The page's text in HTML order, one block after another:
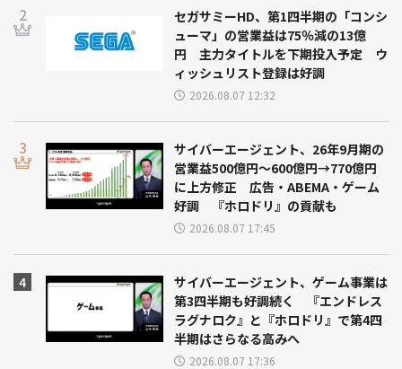
セガサミーHD、第1四半期の「コンシ
ューマ」の営業益は75％減の13億
円 主力タイトルを下期投入予定 ウ
ィッシュリスト登録は好調
2026.08.07 12:32
サイバーエージェント、26年9月期の
営業益500億円～600億円→770億円
に上方修正 広告・ABEMA・ゲーム
好調 『ホロドリ』の貢献も
2026.08.07 17:45
サイバーエージェント、ゲーム事業は
第3四半期も好調続く 『エンドレス
ラグナロク』と『ホロドリ』で第4四
半期はさらなる高みへ
2026.08.07 17:36